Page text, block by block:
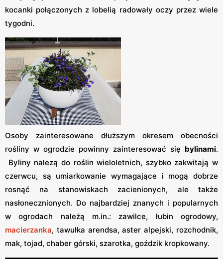
kocanki połączonych z lobelią radowały oczy przez wiele
tygodni.
Osoby zainteresowane dłuższym okresem obecności
rośliny w ogrodzie powinny zainteresować się bylinami.
Byliny nalezą do roślin wieloletnich, szybko zakwitają w
czerwcu, są umiarkowanie wymagające i mogą dobrze
rosnąć na stanowiskach zacienionych, ale także
nasłonecznionych. Do najbardziej znanych i popularnych
w ogrodach należą m.in.: zawilce, łubin ogrodowy,
macierzanka, tawułka arendsa, aster alpejski, rozchodnik,
mak, tojad, chaber górski, szarotka, goździk kropkowany.